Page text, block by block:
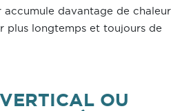
accumule davantage de chaleur
plus longtemps et toujours de
OU